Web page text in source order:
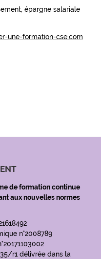
épargne salariale
une-formation-cse.com
de formation continue
aux nouvelles normes
n°2008789
r1 délivrée dans la